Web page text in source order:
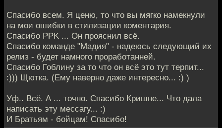
Спасибо всем. Я ценю, то что вы мягко намекнули
на мои ошибки в стилизации коментария.
Спасибо PPK ... Он прояснил всё.
Спасибо команде "Мадия" - надеюсь следующий их
релиз - будет намного проработанней.
Спасибо Гоблину за то что он всё это тут терпит...
:))) Щютка. (Ему наверно даже интересно... :) )
Уф.. Всё. А ... точно. Спасибо Кришне... Что дала
написать эту мессагу... :)
И Братьям - бойцам! Спасибо!